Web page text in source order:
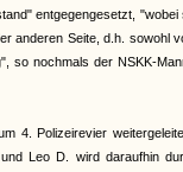
entgegengesetzt, "wobei
anderen Seite, d.h. sowohl
so nochmals der NSKK-
4. Polizeirevier
Leo D. wird daraufhin